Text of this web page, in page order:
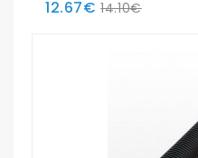
12.67€ 14.10€